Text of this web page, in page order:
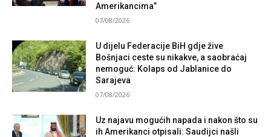
Amerikancima”
07/08/2026
U dijelu Federacije BiH gdje žive
Bošnjaci ceste su nikakve, a saobraćaj
nemoguć: Kolaps od Jablanice do
Sarajeva
07/08/2026
Uz najavu mogućih napada i nakon što su
ih Amerikanci otpisali: Saudijci našli